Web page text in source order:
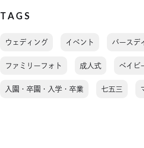
TAGS
ウェディング イベント バースデ
ファミリーフォト 成人式 ベイビ
入園・卒園・入学・卒業 七五三